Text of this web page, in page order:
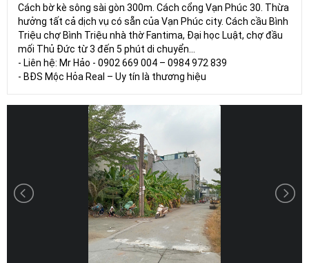
Cách bờ kè sông sài gòn 300m. Cách cổng Vạn Phúc 30. Thừa
hưởng tất cả dịch vụ có sẵn của Vạn Phúc city. Cách cầu Bình
Triệu chợ Bình Triệu nhà thờ Fantima, Đại học Luật, chợ đầu
mối Thủ Đức từ 3 đến 5 phút di chuyển...
- Liên hệ: Mr Hảo - 0902 669 004 – 0984 972 839
- BĐS Mộc Hỏa Real – Uy tín là thương hiệu